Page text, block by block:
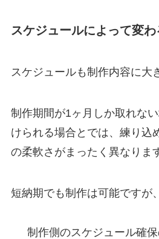
スケジュールによって変わ
スケジュールも制作内容に大
制作期間が1ヶ月しか取れな
けられる場合とでは、練り込
の柔軟さがまったく異なりま
短納期でも制作は可能ですが、
制作側のスケジュール確